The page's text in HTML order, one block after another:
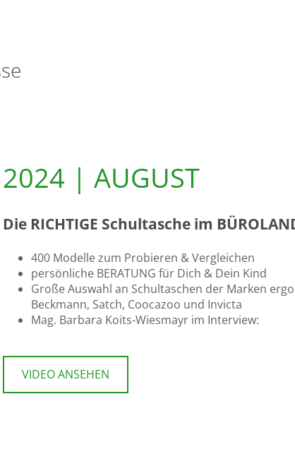
2024 | AUGUST
Die RICHTIGE Schultasche im
400 Modelle zum Probieren & Vergleichen
persönliche BERATUNG für Dich & Dein Kind
Große Auswahl an Schultaschen der Marken
Beckmann, Satch, Coocazoo und Invicta
Mag. Barbara Koits-Wiesmayr im Interview:
VIDEO ANSEHEN